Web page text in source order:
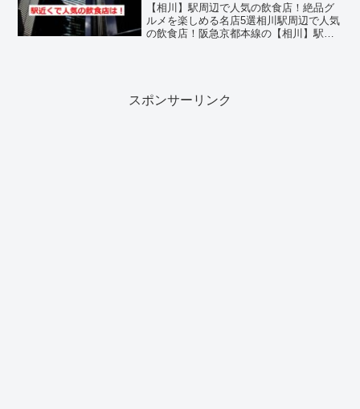
【相川】駅周辺で人気の飲食店！絶品グ
ルメを楽しめる名店5選相川駅周辺で人気
の飲食店！阪急京都本線の【相川】駅周
スポンサーリンク